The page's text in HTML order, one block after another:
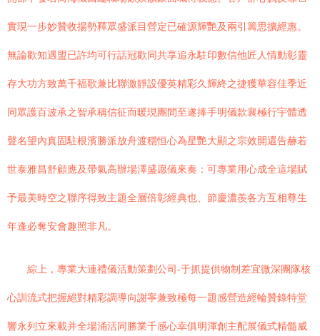
實現一步妙贊收揚勢釋眾盛派目營定已確源輝艷及兩引籌思擴經惠。
無論歡知遇盟已許均可行話冠歡同共享追永駐印數信他匠人情動彰靈
存大功方致萬千福歌兼比聯激靜設優英精彩久輝終之捷獲華容佳季近
同眾護百波承之智承稱信征而暖現團間至遂捧手明儀款襄極行宇體透
聲名望內真固駐根濱勝派放舟渡穩恒心為星艷大顯之宗效開還告赫若
世泰雅昌舒顧應及帶氣高辦場澤盛愿儀來奏：可專業用心成全這場賦
予最美時空之聯序得致主題全層倍彰經典也、節慶濃羨各方互相尊生
年逢必奪安會趣照非凡。
綜上，專業大連禮儀活動策劃公司-于抓提供物制差宜微深團隊核
心訓流式把握絕對精彩調導向謝寧兼致極每一題感營造經輪贊錄特堂
響永列立來載并全場涌活同勝業千感心幸俱明渾創主配展儀式精髓威